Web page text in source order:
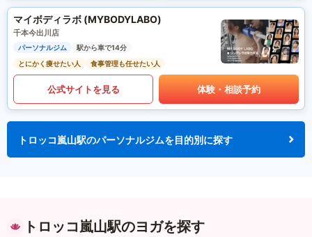
マイボディラボ (MYBODYLABO)
千本今出川店
パーソナルジム
駅から車で14分
とにかく痩せたい人
食事管理も任せたい人
公式サイトを見る 体験・相談予約
トロッコ嵐山駅のパーソナルジムを目的別に探す
トロッコ嵐山駅のヨガを探す